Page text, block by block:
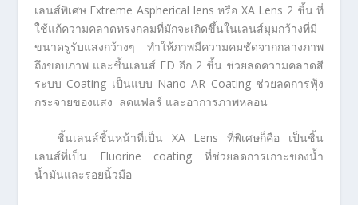
เลนส์พิเศษ Extreme Aspherical lens หรือ XA Lens 2 ชิ้น ที่
ใช้แก้ความคลาดทรงกลมที่มักจะเกิดขึ้นในเลนส์มุมกว้างที่มี
ขนาดรูรับแสงกว้างๆ ทำให้ภาพมีความคมชัดจากกลางภาพ
ถึงขอบภาพ และชิ้นเลนส์ ED อีก 2 ชิ้น ช่วยลดความคลาดสี
ระบบ Coating เป็นแบบ Nano AR Coating ช่วยลดการฟุ้ง
กระจายของแสง ลดแฟลร์ และอาการภาพหลอน
ชิ้นเลนส์ชิ้นหน้าที่เป็น XA Lens ที่พิเศษก็คือ เป็นชิ้น
เลนส์ที่เป็น Fluorine coating ที่ช่วยลดการเกาะของน้ำ
น้ำมันและรอยนิ้วมือ